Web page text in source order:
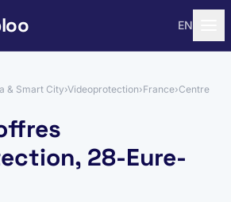
EN
& Smart City›Videoprotection›France›Centre
28-Eure-